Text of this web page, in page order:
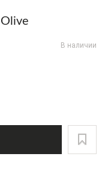
В наличии